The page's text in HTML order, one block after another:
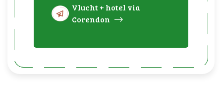
Vlucht + hotel via
Corendon